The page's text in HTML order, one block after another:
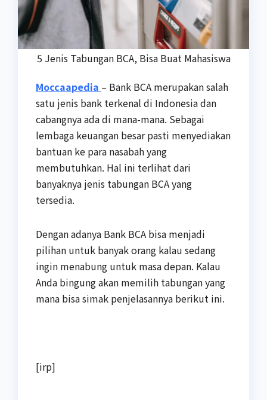
5 Jenis Tabungan BCA, Bisa Buat Mahasiswa
Moccaapedia – Bank BCA merupakan salah
satu jenis bank terkenal di Indonesia dan
cabangnya ada di mana-mana. Sebagai
lembaga keuangan besar pasti menyediakan
bantuan ke para nasabah yang
membutuhkan. Hal ini terlihat dari
banyaknya jenis tabungan BCA yang
tersedia.
Dengan adanya Bank BCA bisa menjadi
pilihan untuk banyak orang kalau sedang
ingin menabung untuk masa depan. Kalau
Anda bingung akan memilih tabungan yang
mana bisa simak penjelasannya berikut ini.
[irp]